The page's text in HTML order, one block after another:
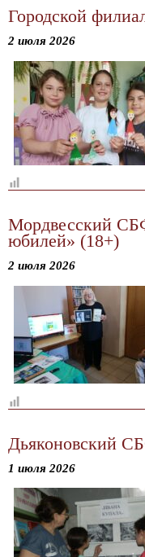
Городской
2 июля 2026
Мордвесский
юбилей» (18+)
2 июля 2026
Дьяконовский
1 июля 2026